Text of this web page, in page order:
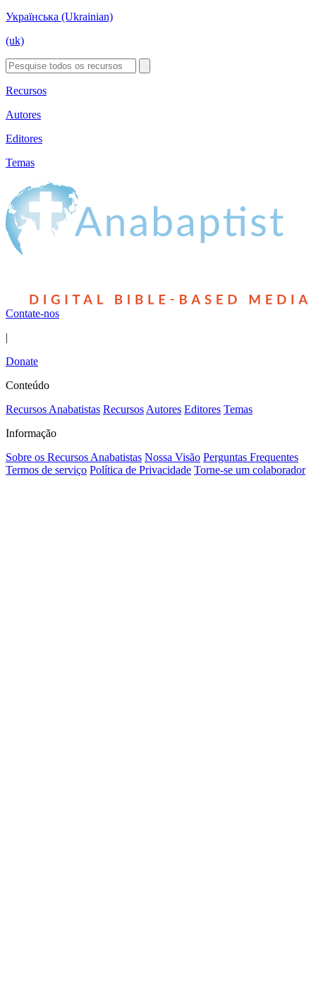
Українська (Ukrainian)
(uk)
Recursos
Autores
Editores
Temas
Contate-nos
|
Donate
Conteúdo
Recursos Anabatistas Recursos Autores Editores Temas
Informação
Sobre os Recursos Anabatistas Nossa Visão Perguntas Frequentes
Termos de serviço Política de Privacidade Torne-se um colaborador